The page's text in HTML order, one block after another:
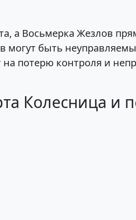
а Восьмерка Жезлов
могут быть
на потерю контроля и
Колесница и